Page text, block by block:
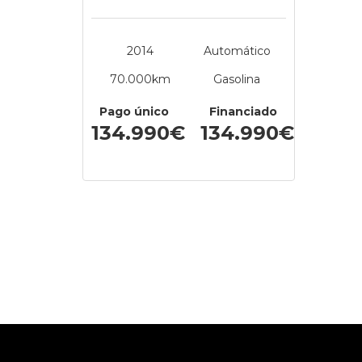
2014
70.000km
Automático
Gasolina
Pago único
134.990€
Financiado
134.990€